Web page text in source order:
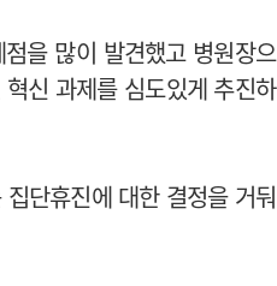
을 많이 발견했고 병원장으
신 과제를 심도있게 추진하
단휴진에 대한 결정을 거둬